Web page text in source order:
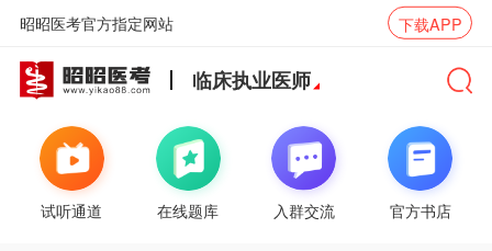
昭昭医考官方指定网站 下载APP
临床执业医师
试听通道 在线题库 入群交流 官方书店